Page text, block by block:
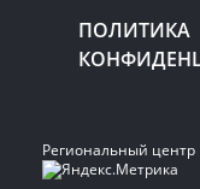
ПОЛИТИКА
Региональный центр